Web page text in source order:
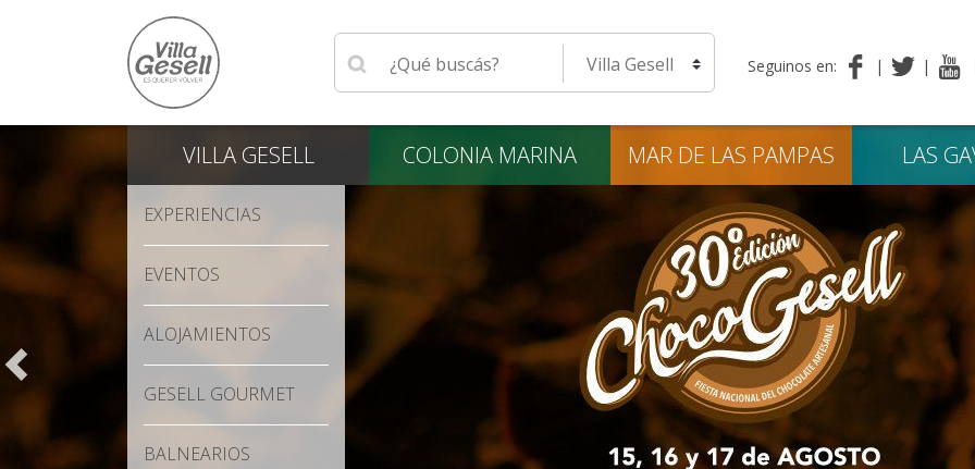
Seleccione una localidad
Seguinos en:
VILLAGESELL COLONIA MARINA MAR DE LAS PAMPAS LAS
EXPERIENCIAS
EVENTOS
ALOJAMIENTOS
GESELL GOURMET
BALNEARIOS